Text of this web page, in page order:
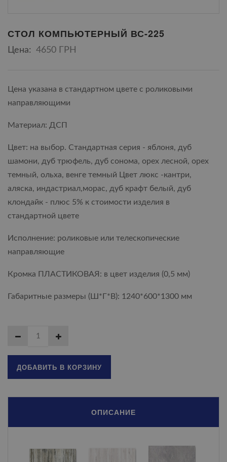
СТОЛ КОМПЬЮТЕРНЫЙ ВС-225
Цена: 4650 ГРН
Цена указана в стандартном цвете с роликовыми
направляющими
Материал: ДСП
Цвет: на выбор. Стандартная серия - яблоня, дуб
шамони, дуб трюфель, дуб сонома, орех лесной, орех
темный, ольха, венге темный Цвет люкс -кантри,
аляска, индастриал,морас, дуб крафт белый, дуб
клондайк - плюс 5% к стоимости изделия в
стандартной цвете
Исполнение: роликовые или телескопические
направляющие
Кромка ПЛАСТИКОВАЯ: в цвет изделия (0,5 мм)
Габаритные размеры (Ш*Г*В): 1240*600*1300 мм
ДОБАВИТЬ В КОРЗИНУ
ОПИСАНИЕ